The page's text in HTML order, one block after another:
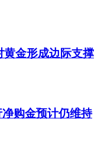
黄金形成边际支撑
购金预计仍维持